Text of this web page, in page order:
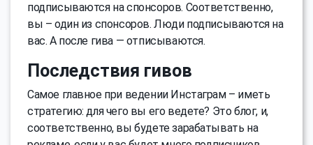
подписываются на спонсоров. Соответственно,
вы – один из спонсоров. Люди подписываются на
вас. А после гива — отписываются.
Последствия гивов
Самое главное при ведении Инстаграм – иметь
стратегию: для чего вы его ведете? Это блог, и,
соответственно, вы будете зарабатывать на